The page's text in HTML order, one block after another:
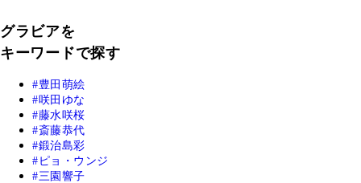
グラビアを
キーワードで探す
豊田萌絵
咲田ゆな
藤水咲桜
斎藤恭代
鍛治島彩
ピョ・ウンジ
三園響子